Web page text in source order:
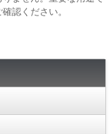
認ください。